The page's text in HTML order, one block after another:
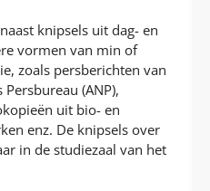
knipsels uit dag- en
vormen van min of
zoals persberichten van
(ANP),
uit bio- en
enz. De knipsels over
in de studiezaal van het